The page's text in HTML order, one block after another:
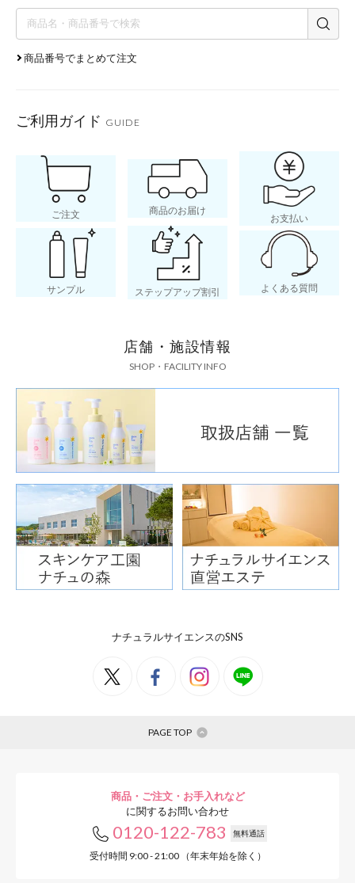
商品番号でまとめて注文
ご利用ガイド GUIDE
ご注文 商品のお届け
お支払い
サンプル ステップアップ割引 よくある質問
店舗・施設情報
SHOP・FACILITY INFO
ナチュラルサイエンスのSNS
PAGE TOP
商品・ご注文・お手入れなど
に関するお問い合わせ
0120-122-783 無料通話
受付時間 9:00 - 21:00 （年末年始を除く）